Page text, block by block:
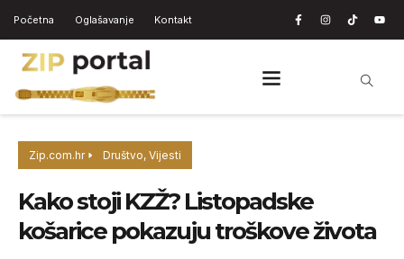
Početna Oglašavanje Kontakt
Zip.com.hr Društvo, Vijesti
Kako stoji KZŽ? Listopadske
košarice pokazuju troškove života